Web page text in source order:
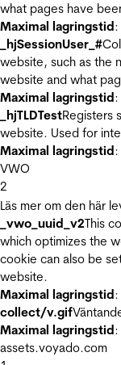
what pages have
Maximal lagringstid
_hjSessionUser_#
website, such as the
website and what
Maximal lagringstid
_hjTLDTestRegisters
website. Used for
Maximal lagringstid:
VWO
2
Läs mer om den här
_vwo_uuid_v2This
which optimizes the
cookie can also be
website.
Maximal lagringstid
collect/v.gif
Maximal lagringstid:
assets.voyado.com